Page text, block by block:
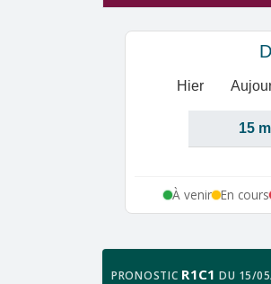
Hier
À venir En cours
PRONOSTIC R1C1 DU 15/
Annuler